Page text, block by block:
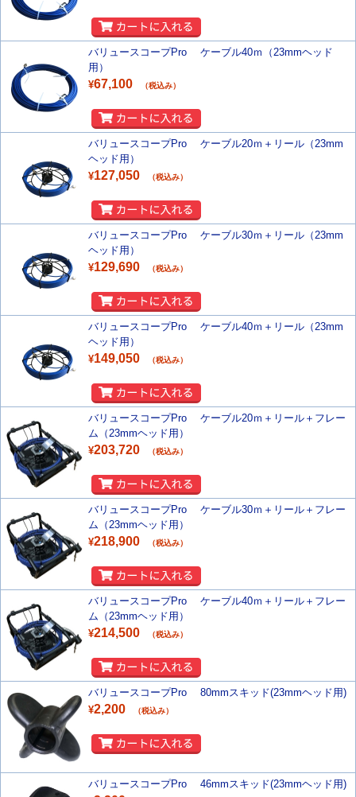
バリュースコープPro ケーブル40ｍ（23mmヘッド
用）
¥67,100 （税込み）
バリュースコープPro ケーブル20ｍ＋リール（23mm
ヘッド用）
¥127,050 （税込み）
バリュースコープPro ケーブル30ｍ＋リール（23mm
ヘッド用）
¥129,690 （税込み）
バリュースコープPro ケーブル40ｍ＋リール（23mm
ヘッド用）
¥149,050 （税込み）
バリュースコープPro ケーブル20ｍ＋リール＋フレー
ム（23mmヘッド用）
¥203,720 （税込み）
バリュースコープPro ケーブル30ｍ＋リール＋フレー
ム（23mmヘッド用）
¥218,900 （税込み）
バリュースコープPro ケーブル40ｍ＋リール＋フレー
ム（23mmヘッド用）
¥214,500 （税込み）
バリュースコープPro 80mmスキッド(23mmヘッド用)
¥2,200 （税込み）
バリュースコープPro 46mmスキッド(23mmヘッド用)